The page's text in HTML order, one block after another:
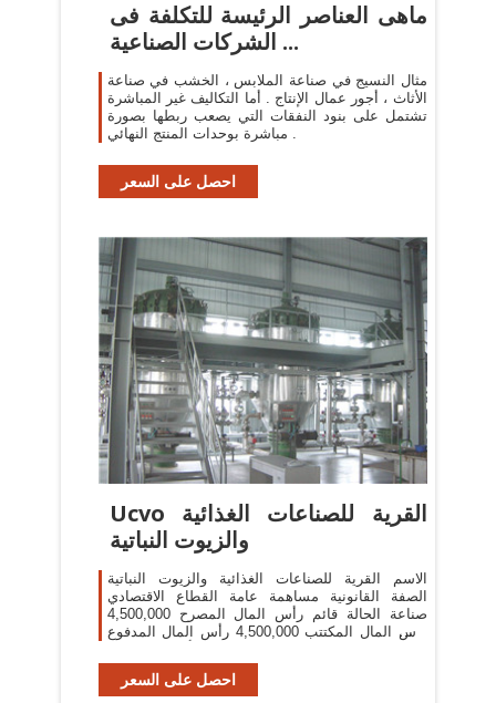
ماهى العناصر الرئيسة للتكلفة فى
الشركات الصناعية ...
مثال النسيج في صناعة الملابس ، الخشب في صناعة
الأثاث ، أجور عمال الإنتاج . أما التكاليف غير المباشرة
تشتمل على بنود النفقات التي يصعب ربطها بصورة
مباشرة بوحدات المنتج النهائي .
احصل على السعر
Ucvo القرية للصناعات الغذائية
والزيوت النباتية
الاسم القرية للصناعات الغذائية والزيوت النباتية
الصفة القانونية مساهمة عامة القطاع الاقتصادي
صناعة الحالة قائم رأس المال المصرح 4,500,000
رأس المال المكتتب 4,500,000 رأس المال المدفوع
1993 ...
احصل على السعر